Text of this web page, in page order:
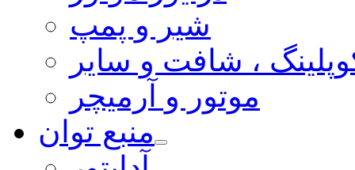
شیر و پمپ
، شافت و سایر
موتور و آرمیچر
منبع توان